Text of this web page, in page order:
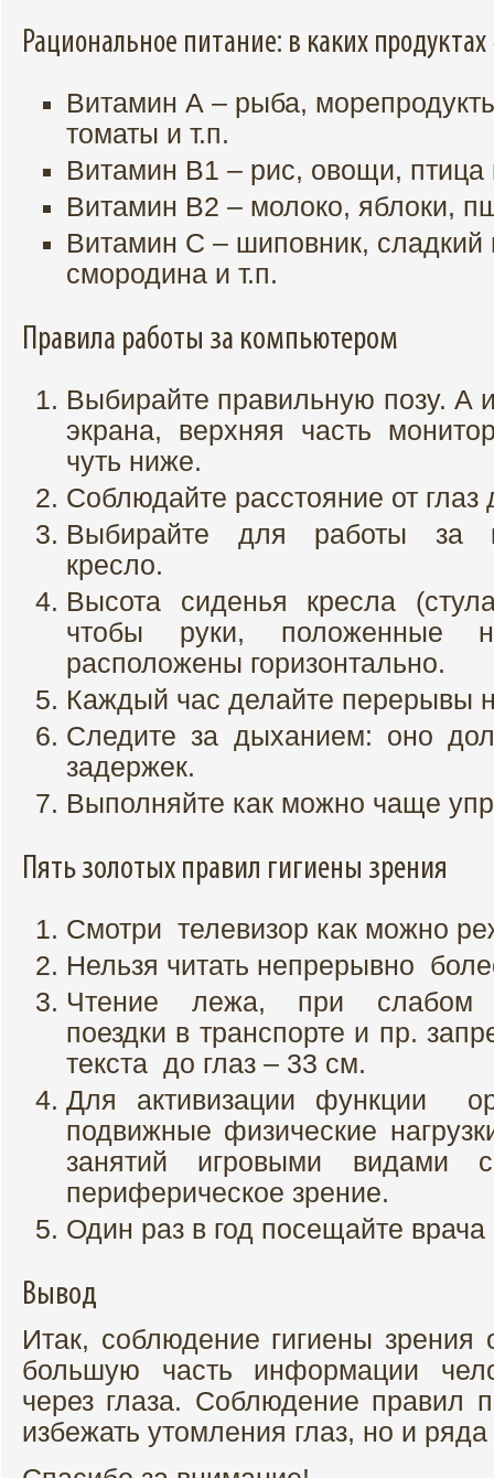
Рациональное питание: в каких
Витамин А – рыба,
томаты и т.п.
Витамин В1 – рис, овощи, птица
Витамин В2 – молоко, яблоки,
Витамин С – шиповник, сладкий
смородина и т.п.
Правила работы за компьютером
Выбирайте правильную позу. А
экрана, верхняя часть
чуть ниже.
Соблюдайте расстояние от
Выбирайте для работы за
кресло.
Высота сиденья кресла
чтобы руки, положенные
расположены горизонтально.
Каждый час делайте перерывы
Следите за дыханием: оно
задержек.
Выполняйте как можно чаще
Пять золотых правил гигиены зрения
Смотри телевизор как можно
Нельзя читать непрерывно
Чтение лежа, при слабом
поездки в транспорте и пр.
текста до глаз – 33 см.
Для активизации функции
подвижные физические
занятий игровыми видами
периферическое зрение.
Один раз в год посещайте
Вывод
Итак, соблюдение гигиены зрения
большую часть информации
через глаза. Соблюдение правил
избежать утомления глаз, но и